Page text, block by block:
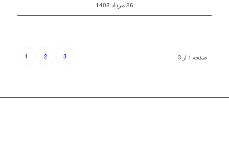
26 مرداد 1402
صفحه 1 از 3 1 2 3